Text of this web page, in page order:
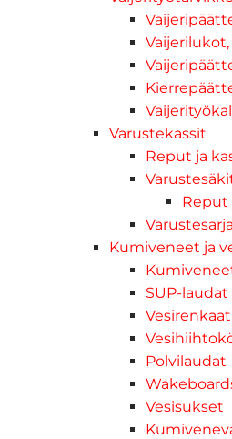
Varustekassit
Reput ja
Reput
Kumiveneet ja
SUP-laudat
Vesirenkaat
Polvilaudat
Vesisukset